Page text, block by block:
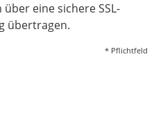
eine sichere SSL-
übertragen.
* Pflichtfeld